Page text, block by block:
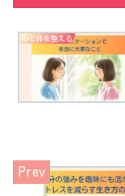
心と体を整える